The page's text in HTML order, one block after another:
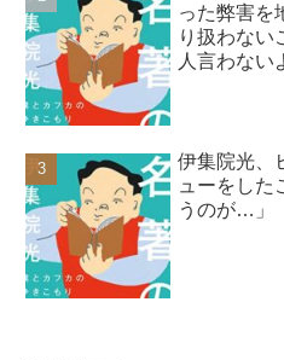
った弊害を
り扱わない
人言わない
伊集院光、
ューをした
うのが…」